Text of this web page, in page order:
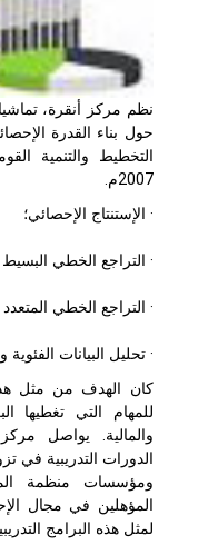
نظم مركز أنقرة، تماشيا
حول بناء القدرة
2007م.
· الإستنتاج الإحصائي؛
· التراجع الخطي البسيط
· التراجع الخطي المتعدد
· تحليل البيانات الفئوية
كان الهدف من مثل هذه
للمهام التي تغطيها
والمالية. يواصل
الدورات التدريبية في
ومؤسسات منظمة
المؤهلين في مجال
لمثل هذه البرامج التدريبية.